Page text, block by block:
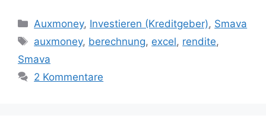
Kategorien
Auxmoney, Investieren (Kreditgeber), Smava
Schlagwörter
auxmoney, berechnung, excel, rendite,
Smava
2 Kommentare